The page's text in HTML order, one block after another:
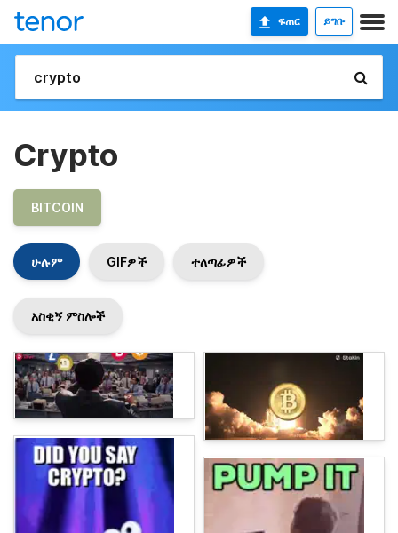
ፍጠር ይግቡ
Crypto
BITCOIN
ሁሉም GIFዎች ተለጣፊዎች
አስቂኝ ምስሎች